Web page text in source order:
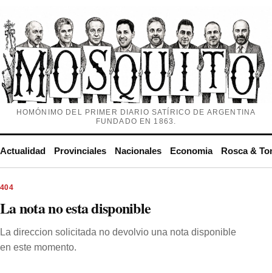
HOMÓNIMO DEL PRIMER DIARIO SATÍRICO DE ARGENTINA
FUNDADO EN 1863.
Actualidad Provinciales Nacionales Economia Rosca &
404
La nota no esta disponible
La direccion solicitada no devolvio una nota disponible
en este momento.